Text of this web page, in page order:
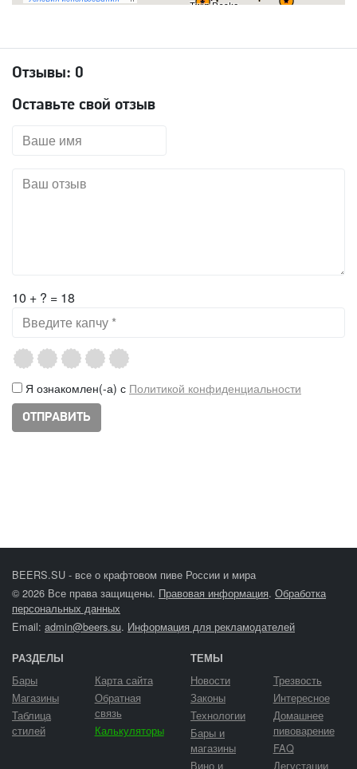
Отзывы: 0
Оставьте свой отзыв
10 + ? = 18
Я ознакомлен(-а) с Политикой конфиденциальности
BEERS.SU - все о крафтовом пиве России и мира
© 2026 Все права защищены. Правовая информация. Обработка
персональных данных
Email: admin@beers.su. Информация для рекламодателей
РАЗДЕЛЫ
Бары
Магазины
Таблица
стилей
Карта сайта
Обратная
связь
Калькуляторы
ТЕМЫ
Новости
Законы
Технологии
Бары и
магазины
Вино и
Трезвость
Интересное
Домашнее
пивоварение
FAQ
Дегустации